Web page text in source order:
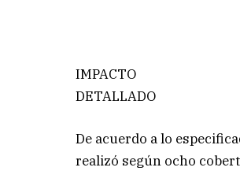
IMPACTO
DETALLADO
De acuerdo a lo
realizó según ocho